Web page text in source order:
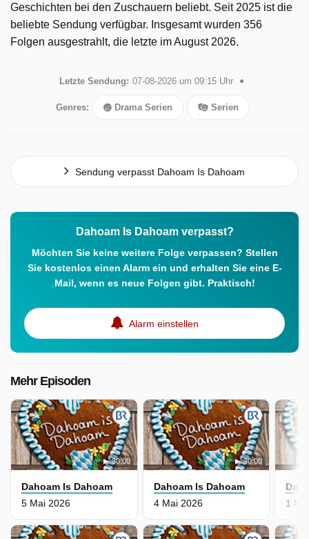
Geschichten bei den Zuschauern beliebt. Seit 2025 ist die
beliebte Sendung verfügbar. Insgesamt wurden 356
Folgen ausgestrahlt, die letzte im August 2026.
Letzte Sendung: 07-08-2026 um 09:15 Uhr
Genres: Drama Serien Serien
Sendung verpasst Dahoam Is Dahoam
Dahoam Is Dahoam verpasst?
Möchten Sie keine weitere Folge verpassen? Stellen
Sie kostenlos einen Alarm ein und erhalten Sie eine E-
Mail, wenn es neue Folgen gibt. Praktisch!
Alarm einstellen
Mehr Episoden
30:00
Dahoam Is Dahoam
5 Mai 2026
30:00
Dahoam Is Dahoam
4 Mai 2026
1